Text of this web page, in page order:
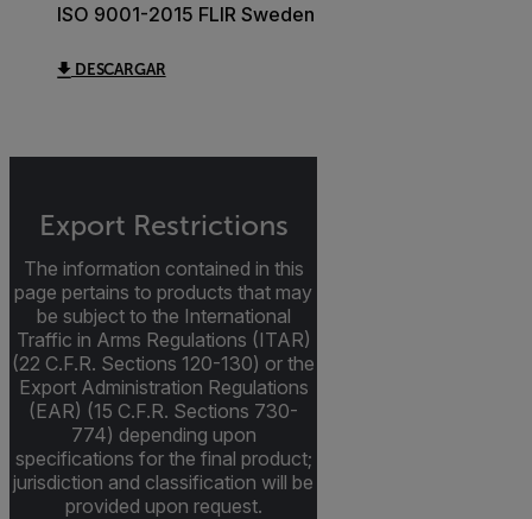
ISO 9001-2015 FLIR Sweden
DESCARGAR
Export Restrictions
The information contained in this
page pertains to products that may
be subject to the International
Traffic in Arms Regulations (ITAR)
(22 C.F.R. Sections 120-130) or the
Export Administration Regulations
(EAR) (15 C.F.R. Sections 730-
774) depending upon
specifications for the final product;
jurisdiction and classification will be
provided upon request.